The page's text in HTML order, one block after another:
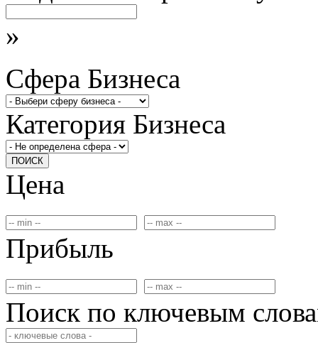
»
Сфера Бизнеса
Категория Бизнеса
ПОИСК
Цена
Прибыль
Поиск по ключевым